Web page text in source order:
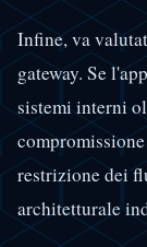
Infine, va
gateway. Se
sistemi interni
restrizione dei
architetturale